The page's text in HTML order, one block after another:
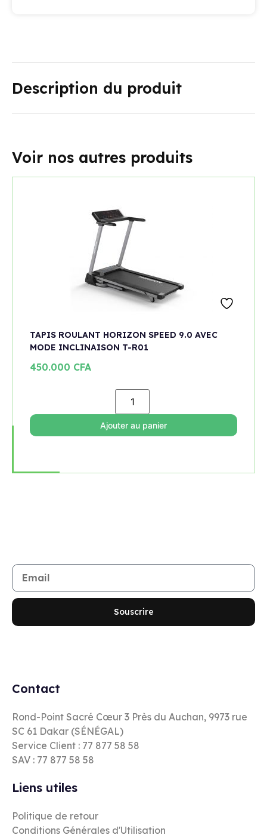
Description du produit
Voir nos autres produits
TAPIS ROULANT HORIZON SPEED 9.0 AVEC
MODE INCLINAISON T-R01
450.000 CFA
Ajouter au panier
Souscrire
Contact
Rond-Point Sacré Cœur 3 Près du Auchan, 9973 rue
SC 61 Dakar (SÉNÉGAL)
Service Client : 77 877 58 58
SAV : 77 877 58 58
Liens utiles
Politique de retour
Conditions Générales d'Utilisation